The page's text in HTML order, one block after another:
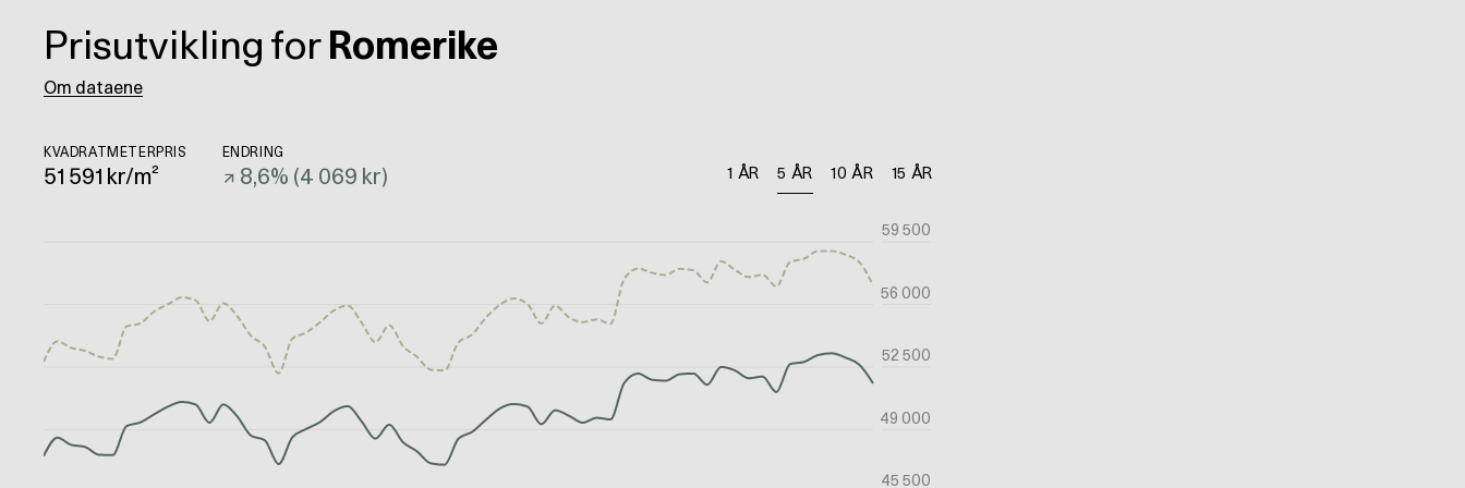
Prisutvikling for Romerike
Om dataene
1 ÅR 5 ÅR 10 ÅR 15 ÅR
KVADRATMETERPRIS
51 591 kr/m²
ENDRING
↗ 8,6% (4 069 kr)
45 500
49 000
52 500
56 000
59 500